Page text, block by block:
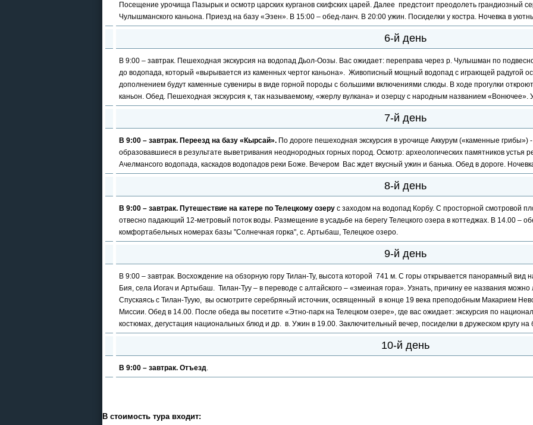
Посещение урочища Пазырык и осмотр царских курганов скифских царей. Далее предстоит преодолеть грандиозный
Чулышманского каньона. Приезд на базу «Эзен». В 15:00 – обед-ланч. В 20:00 ужин. Посиделки у костра. Ночевка в
6-й день
В 9:00 – завтрак. Пешеходная экскурсия на водопад Дьол-Оозы. Вас ожидает: переправа через р. Чулышман по
до водопада, который «вырывается из каменных чертог каньона». Живописный мощный водопад с играющей радугой
дополнением будут каменные сувениры в виде горной породы с большими включениями слюды. В ходе прогулки
каньон. Обед. Пешеходная экскурсия к, так называемому, «жерлу вулкана» и озерцу с народным названием «Вонючее».
7-й день
В 9:00 – завтрак. Переезд на базу «Кырсай». По дороге пешеходная экскурсия в урочище Аккурум («каменные
образовавшиеся в результате выветривания неоднородных горных пород. Осмотр: археологических памятников устья
Ачелмансого водопада, каскадов водопадов реки Боже. Вечером Вас ждет вкусный ужин и банька. Обед в дороге.
8-й день
В 9:00 – завтрак. Путешествие на катере по Телецкому озеру с заходом на водопад Корбу. С просторной смотровой
отвесно падающий 12-метровый поток воды. Размещение в усадьбе на берегу Телецкого озера в коттеджах. В 14.00 –
комфортабельных номерах базы "Солнечная горка", с. Артыбаш, Телецкое озеро.
9-й день
В 9:00 – завтрак. Восхождение на обзорную гору Тилан-Ту, высота которой 741 м. С горы открывается панорамный вид
Бия, села Иогач и Артыбаш. Тилан-Туу – в переводе с алтайского – «змеиная гора». Узнать, причину ее названия
Спускаясь с Тилан-Туую, вы осмотрите серебряный источник, освященный в конце 19 века преподобным Макарием
Миссии. Обед в 14.00. После обеда вы посетите «Этно-парк на Телецком озере», где вас ожидает: экскурсия по
костюмах, дегустация национальных блюд и др. в. Ужин в 19.00. Заключительный вечер, посиделки в дружеском кругу
10-й день
В 9:00 – завтрак. Отъезд.
В стоимость тура входит: